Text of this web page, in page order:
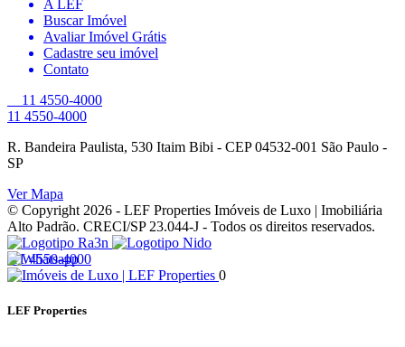
A LEF
Buscar Imóvel
Avaliar Imóvel Grátis
Cadastre seu imóvel
Contato
11 4550-4000
11 4550-4000
R. Bandeira Paulista, 530 Itaim Bibi - CEP 04532-001 São Paulo -
SP
Ver Mapa
© Copyright 2026 - LEF Properties Imóveis de Luxo | Imobiliária
Alto Padrão. CRECI/SP 23.044-J - Todos os direitos reservados.
11 4550-4000
0
LEF Properties